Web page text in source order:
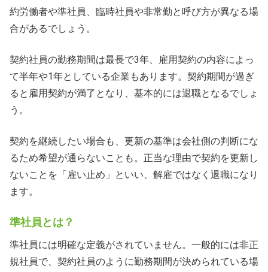
約労働者や準社員、臨時社員や非常勤と呼び方が異なる場
合があるでしょう。
契約社員の勤務期間は最長で3年、雇用契約の内容によっ
て半年や1年としている企業もあります。契約期間が過ぎ
ると雇用契約が満了となり、基本的には退職となるでしょ
う。
契約を継続したい場合も、更新の基準は会社側の判断にな
るため希望が通らないことも。正当な理由で契約を更新し
ないことを「雇い止め」といい、解雇ではなく退職になり
ます。
準社員とは？
準社員には明確な定義がされていません。一般的には非正
規社員で、契約社員のように勤務期間が決められている場